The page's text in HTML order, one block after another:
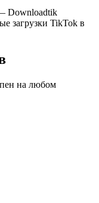
Downloadtik
загрузки TikTok в
на любом